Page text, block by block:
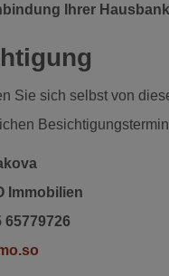
Ihrer
Sie sich selbst von
Immobilien
65779726